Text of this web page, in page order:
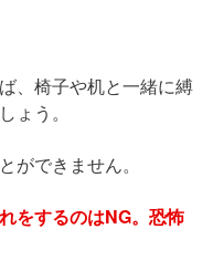
、椅子や机と一緒に縛
ょう。
ができません。
をするのはNG。恐怖